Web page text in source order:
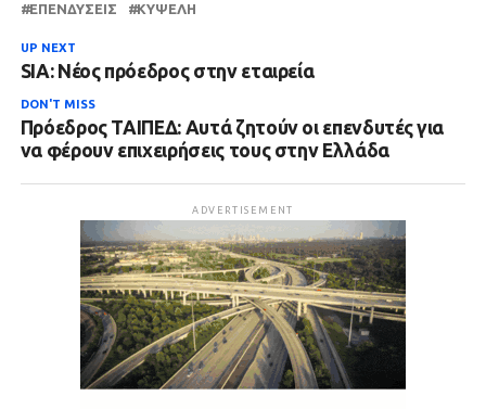
ΕΠΕΝΔΎΣΕΙΣ
ΚΥΨΈΛΗ
UP NEXT
SIA: Νέος πρόεδρος στην εταιρεία
DON'T MISS
Πρόεδρος ΤΑΙΠΕΔ: Αυτά ζητούν οι επενδυτές για
να φέρουν επιχειρήσεις τους στην Ελλάδα
ADVERTISEMENT